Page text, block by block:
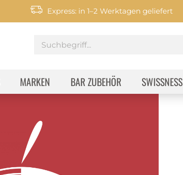
Express: in 1–2 Werktagen geliefert
MARKEN BAR ZUBEHÖR SWISSNESS